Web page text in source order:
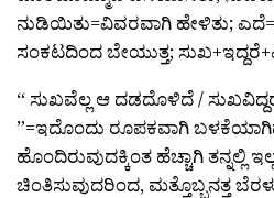
ನುಡಿಯಿತು=ವಿವರವಾಗಿ ಹೇಳಿತು;
ಸಂಕಟದಿಂದ ಬೇಯುತ್ತ;
“ ಸುಖವೆಲ್ಲ ಆ ದಡದೊಳಿದೆ /
”=ಇದೊಂದು ರೂಪಕವಾಗಿ
ಹೊಂದಿರುವುದಕ್ಕಿಂತ ಹೆಚ್ಚಾಗಿ ತನ್ನಲ್ಲಿ
ಚಿಂತಿಸುವುದರಿಂದ, ಮತ್ತೊಬ್ಬನತ್ತ